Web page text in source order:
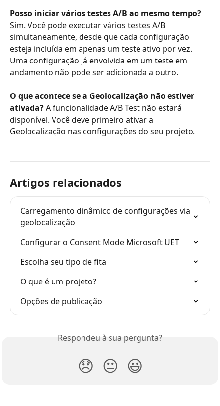
Posso iniciar vários testes A/B ao mesmo tempo?
Sim. Você pode executar vários testes A/B
simultaneamente, desde que cada configuração
esteja incluída em apenas um teste ativo por vez.
Uma configuração já envolvida em um teste em
andamento não pode ser adicionada a outro.
O que acontece se a Geolocalização não estiver
ativada? A funcionalidade A/B Test não estará
disponível. Você deve primeiro ativar a
Geolocalização nas configurações do seu projeto.
Artigos relacionados
Carregamento dinâmico de configurações via
geolocalização
Configurar o Consent Mode Microsoft UET
Escolha seu tipo de fita
O que é um projeto?
Opções de publicação
Respondeu à sua pergunta?
😞 😐 😃